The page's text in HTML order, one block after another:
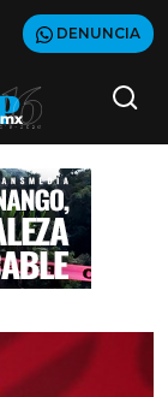
DENUNCIA